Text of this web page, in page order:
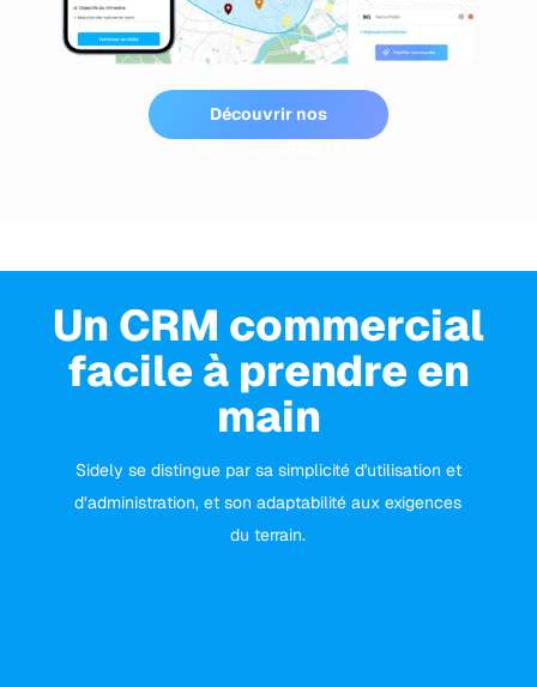
Découvrir nos
Un CRM commercial
facile à prendre en
main
Sidely se distingue par sa simplicité d'utilisation et
d’administration, et son adaptabilité aux exigences
du terrain.